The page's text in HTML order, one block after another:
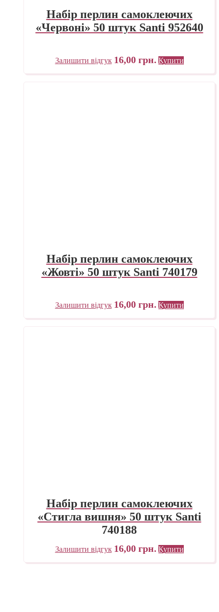
Набір перлин самоклеючих
«Червоні» 50 штук Santi 952640
Залишити відгук 16,00 грн. Купити
Набір перлин самоклеючих
«Жовті» 50 штук Santi 740179
Залишити відгук 16,00 грн. Купити
Набір перлин самоклеючих
«Стигла вишня» 50 штук Santi
740188
Залишити відгук 16,00 грн. Купити